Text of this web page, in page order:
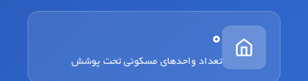
0
تعداد واحدهای مسکونی تحت پوشش